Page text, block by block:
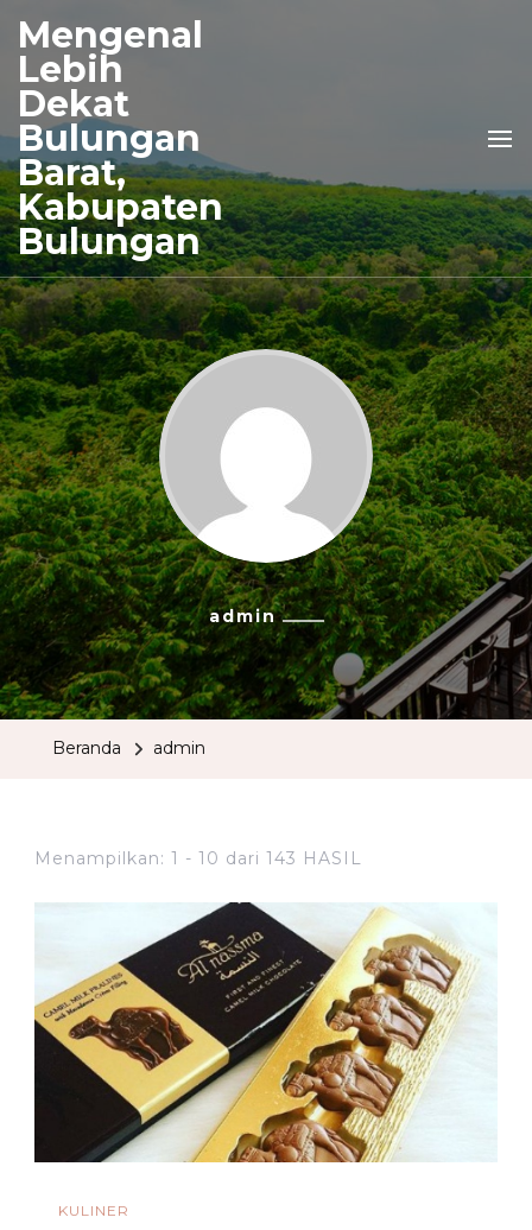
Mengenal
Lebih
Dekat
Bulungan
Barat,
Kabupaten
Bulungan
admin
Beranda admin
Menampilkan: 1 - 10 dari 143 HASIL
KULINER